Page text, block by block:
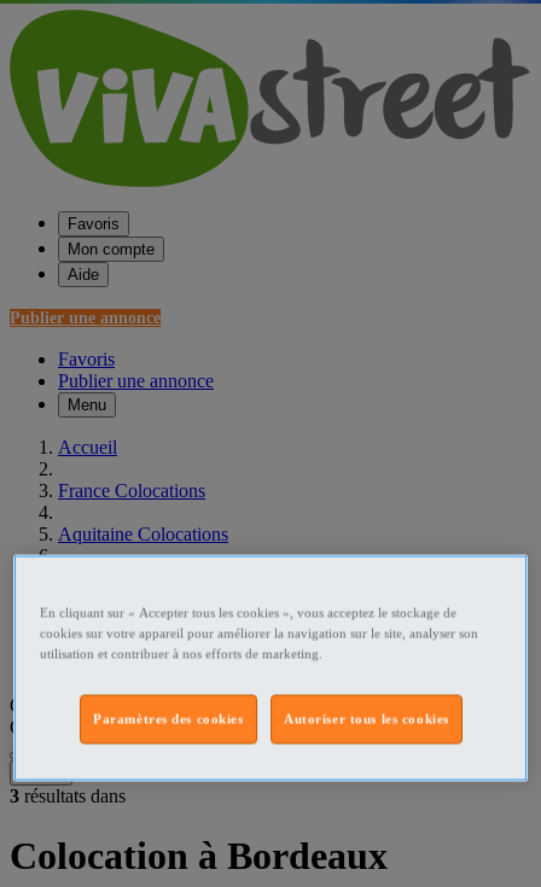
Favoris
Mon compte
Aide
Publier une annonce
Favoris
Publier une annonce
Menu
Accueil
France Colocations
Aquitaine Colocations
Bordeaux Colocations
Bordeaux - 33000 Colocations
Que recherchez-vous ?
Colocations•Bordeaux - 33000
3 résultats dans
Colocation à Bordeaux
En cliquant sur « Accepter tous les cookies », vous acceptez le stockage de
cookies sur votre appareil pour améliorer la navigation sur le site, analyser son
utilisation et contribuer à nos efforts de marketing.
Autoriser tous les cookies
Paramètres des cookies